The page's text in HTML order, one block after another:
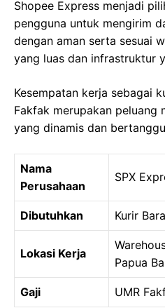
Shopee Express menjadi
pengguna untuk mengirim
dengan aman serta sesuai
yang luas dan infrastruktur
Kesempatan kerja sebagai
Fakfak merupakan peluang
yang dinamis dan
Nama
Perusahaan
SPX
Dibutuhkan Kurir
Lokasi Kerja
Papua
Gaji UMR